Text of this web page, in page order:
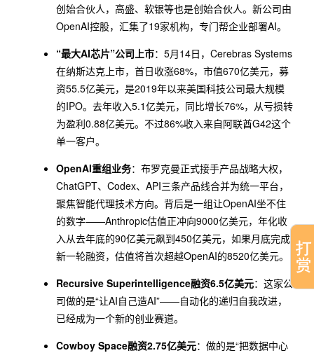
创始合伙人，高盛、软银等也是创始合伙人。新公司由
OpenAI控股，汇集了19家机构，专门帮企业部署AI。
“最大AI芯片”公司上市：5月14日，Cerebras Systems
在纳斯达克上市，首日收涨68%，市值670亿美元，募
资55.5亿美元，是2019年以来美国科技公司最大规模
的IPO。去年收入5.1亿美元，同比增长76%，从亏损转
为盈利0.88亿美元。不过86%收入来自阿联酋G42这个
单一客户。
OpenAI重组业务：布罗克曼正式接手产品战略大权，
ChatGPT、Codex、API三条产品线合并为统一平台，
聚焦智能代理技术方向。背后是一组让OpenAI坐不住
的数字——Anthropic估值正冲向9000亿美元，年化收
入从去年底的90亿美元飙到450亿美元，如果月底完成
新一轮融资，估值将首次超越OpenAI的8520亿美元。
Recursive Superintelligence融资6.5亿美元：这家公
司做的是“让AI自己造AI”——自动化的递归自我改进，
已经成为一个新的创业赛道。
Cowboy Space融资2.75亿美元：做的是“把数据中心